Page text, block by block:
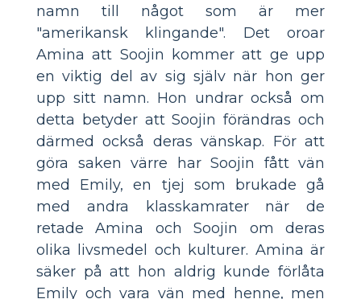
namn till något som är mer
"amerikansk klingande". Det oroar
Amina att Soojin kommer att ge upp
en viktig del av sig själv när hon ger
upp sitt namn. Hon undrar också om
detta betyder att Soojin förändras och
därmed också deras vänskap. För att
göra saken värre har Soojin fått vän
med Emily, en tjej som brukade gå
med andra klasskamrater när de
retade Amina och Soojin om deras
olika livsmedel och kulturer. Amina är
säker på att hon aldrig kunde förlåta
Emily och vara vän med henne, men